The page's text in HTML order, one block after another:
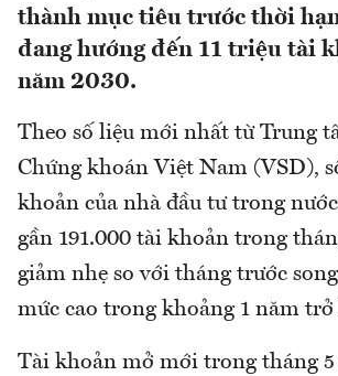
thành mục tiêu trước thời
đang hướng đến 11 triệu tài
năm 2030.
Theo số liệu mới nhất từ Trung
Chứng khoán Việt Nam (VSD),
khoản của nhà đầu tư trong
gần 191.000 tài khoản trong
giảm nhẹ so với tháng trước
mức cao trong khoảng 1 năm trở
Tài khoản mở mới trong tháng 5